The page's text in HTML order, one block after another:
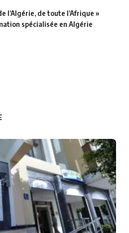
l’Algérie, de toute l’Afrique »
spécialisée en Algérie